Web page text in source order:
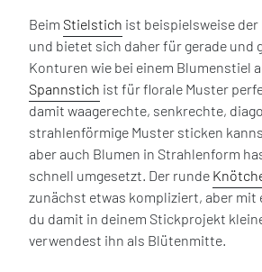
Beim Stielstich ist beispielsweise der
und bietet sich daher für gerade und
Konturen wie bei einem Blumenstiel
Spannstich ist für florale Muster
damit waagerechte, senkrechte,
strahlenförmige Muster sticken
aber auch Blumen in Strahlenform
schnell umgesetzt. Der runde
zunächst etwas kompliziert, aber mit
du damit in deinem Stickprojekt
verwendest ihn als Blütenmitte.